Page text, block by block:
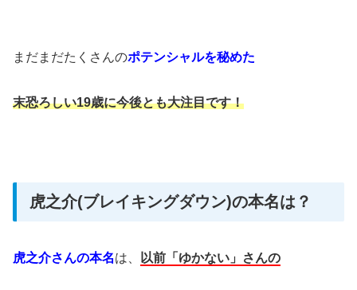
まだまだたくさんのポテンシャルを秘めた
末恐ろしい19歳に今後とも大注目です！
虎之介(ブレイキングダウン)の本名は？
虎之介さんの本名は、 以前「ゆかない」さんの